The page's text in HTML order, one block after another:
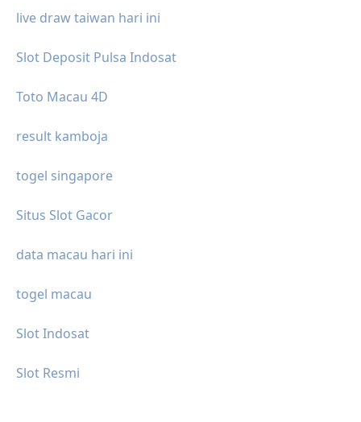
live draw taiwan hari ini
Slot Deposit Pulsa Indosat
Toto Macau 4D
result kamboja
togel singapore
Situs Slot Gacor
data macau hari ini
togel macau
Slot Indosat
Slot Resmi